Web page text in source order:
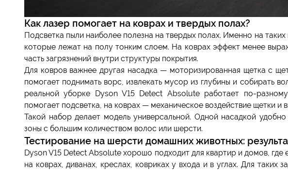
Как лазер помогает на коврах и твердых полах?
Подсветка пыли наиболее полезна на твердых полах. Именно на
которые лежат на полу тонким слоем. На коврах эффект менее
часть загрязнений внутри структуры покрытия.
Для ковров важнее другая насадка — моторизированная щетка с
помогает поднимать ворс, извлекать мусор из глубины и собирать
реальной уборке Dyson V15 Detect Absolute работает по-
помогает подсветка, на коврах — механическое воздействие щетки и
Такой набор делает модель универсальной. Одной насадкой
зоны с большим количеством волос или шерсти.
Тестирование на шерсти домашних животных:
Dyson V15 Detect Absolute хорошо подходит для квартир и домов, где
на коврах, диванах, креслах, ковриках у входа и в углах. Для таких